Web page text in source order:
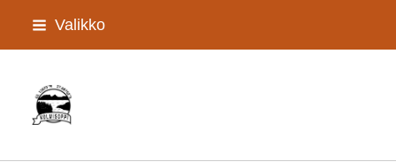
Siirry
Valikko
Kolmisopen kyläyhdistys Ry